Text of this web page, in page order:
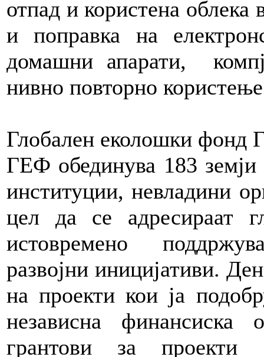
отпад и користена облека
и поправка на
домашни апарати,
нивно повторно користење
Глобален еколошки фонд
ГЕФ обединува 183 земји
институции, невладини
цел да се адресираат
истовремено
развојни иницијативи.
на проекти кои ја
независна финансиска
грантови за